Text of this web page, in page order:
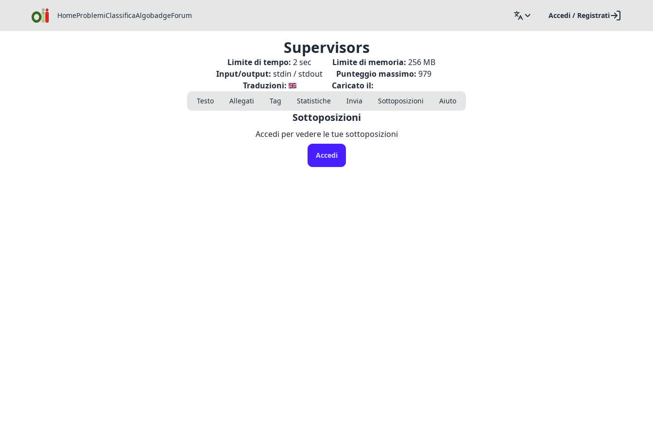
HomeProblemiClassificaAlgobadgeForum Accedi / Registrati
Supervisors
Limite di tempo: 2 sec Limite di memoria: 256 MB
Input/output: stdin / stdout Punteggio massimo: 979
Traduzioni:
Caricato il:
Testo Allegati Tag Statistiche Invia Sottoposizioni Aiuto
Sottoposizioni
Accedi per vedere le tue sottoposizioni
Accedi